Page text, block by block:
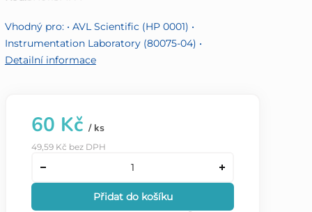
Vhodný pro: • AVL Scientific (HP 0001) •
Instrumentation Laboratory (80075-04) •
Detailní informace
60 Kč / ks
49,59 Kč bez DPH
Přidat do košíku